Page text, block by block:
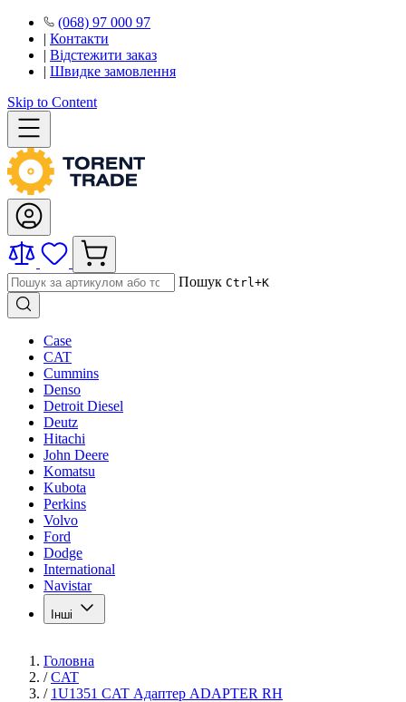
(068) 97 000 97
| Контакти
| Відстежити заказ
| Швидке замовлення
Skip to Content
Пошук Ctrl+K
Case
CAT
Cummins
Denso
Detroit Diesel
Deutz
Hitachi
John Deere
Komatsu
Kubota
Perkins
Volvo
Ford
Dodge
International
Navistar
Інші
Головна
/ CAT
/ 1U1351 CAT Адаптер ADAPTER RH